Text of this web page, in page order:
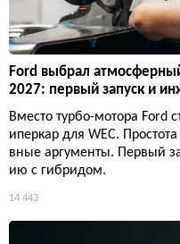
Ford выбрал
2027: первый запуск и
Вместо турбо-мотора Ford
иперкар для WEC.
вные аргументы. Первый
ию с гибридом.
14 443